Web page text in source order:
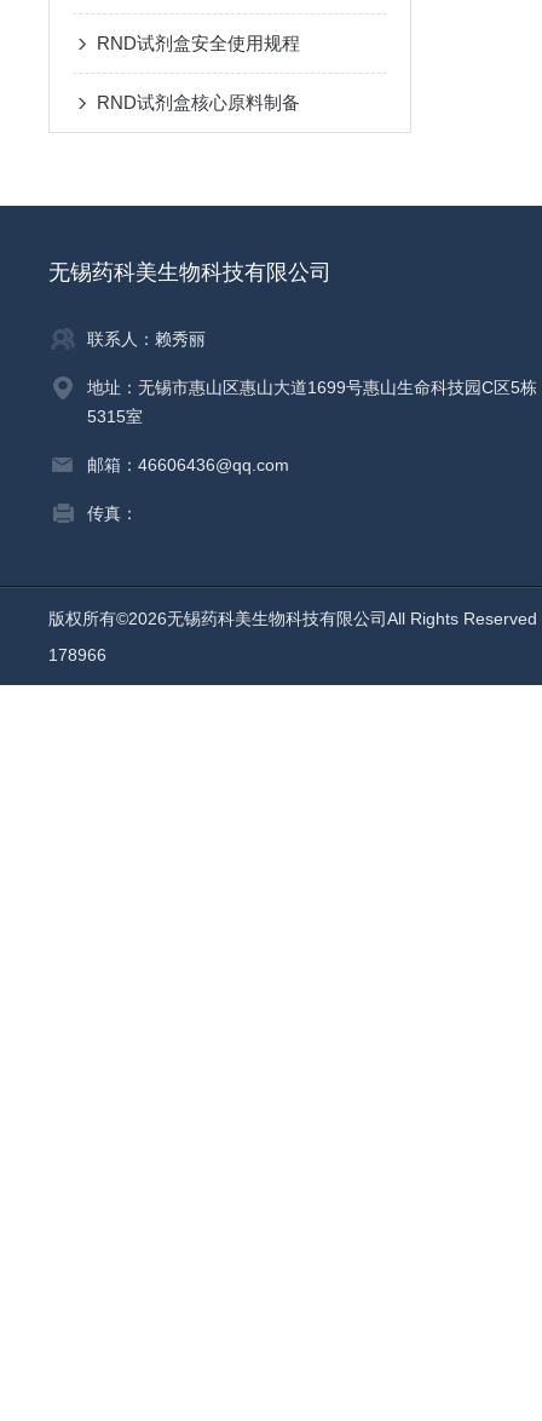
RND试剂盒安全使用规程
RND试剂盒核心原料制备
无锡药科美生物科技有限公司
联系人：赖秀丽
地址：无锡市惠山区惠山大道1699号惠山生命科技园C区5栋
5315室
邮箱：46606436@qq.com
传真：
版权所有©2026无锡药科美生物科技有限公司All Rights
178966